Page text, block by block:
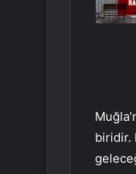
biridir.